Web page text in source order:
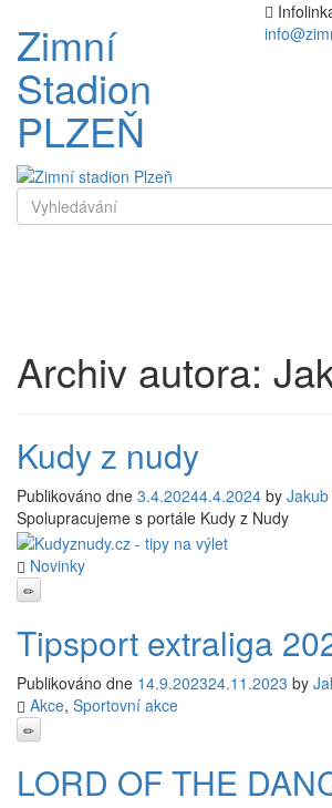
Zimní
Stadion
PLZEŇ
k
obsahu
webu
Search
for
Archiv autora:
Kudy z nudy
Publikováno dne 3.4.20244.4.2024 by Jakub
Spolupracujeme s portále Kudy z Nudy
Novinky
Tipsport extraliga
Publikováno dne 14.9.202324.11.2023 by
Akce, Sportovní akce
LORD OF THE